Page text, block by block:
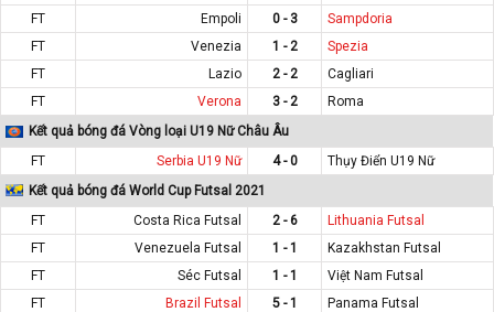
FT
Empoli 0 - 3
Sampdoria
FT
Venezia 1 - 2
Spezia
FT
Lazio 2 - 2
Cagliari
FT
Verona 3 - 2
Roma
Kết quả bóng đá Vòng loại U19 Nữ Châu Âu
FT
Serbia U19 Nữ 4 - 0
Thụy Điển U19 Nữ
Kết quả bóng đá World Cup Futsal 2021
FT
Costa Rica Futsal 2 - 6
Lithuania Futsal
FT
Venezuela Futsal 1 - 1
Kazakhstan Futsal
FT
Séc Futsal 1 - 1
Việt Nam Futsal
FT
Brazil Futsal 5 - 1
Panama Futsal